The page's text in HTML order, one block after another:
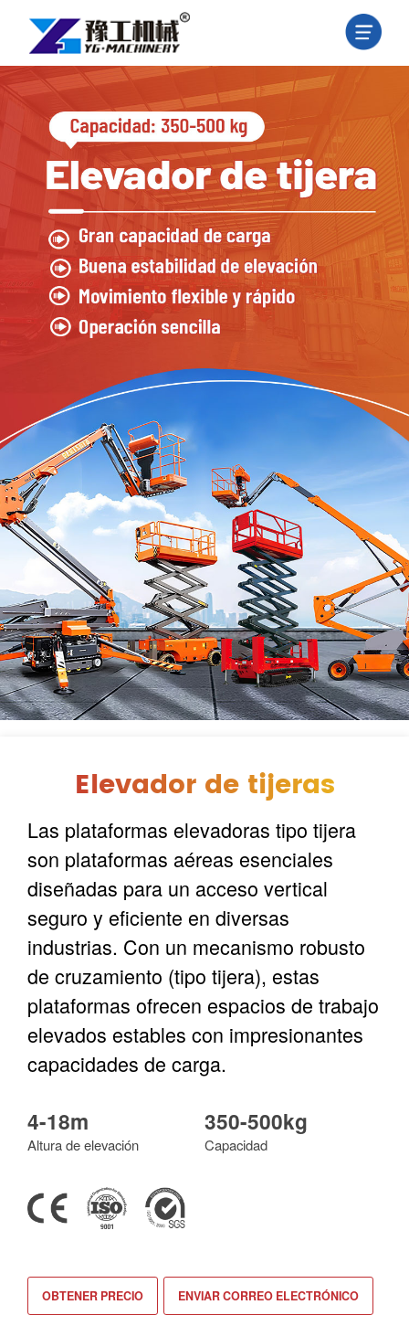
HOME
PRODUCT
NEWS
PROJECT
ABOUT
Elevador de tijeras
Las plataformas elevadoras tipo tijera
son plataformas aéreas esenciales
diseñadas para un acceso vertical
seguro y eficiente en diversas
industrias. Con un mecanismo robusto
de cruzamiento (tipo tijera), estas
plataformas ofrecen espacios de trabajo
elevados estables con impresionantes
capacidades de carga.
4-18m
Altura de elevación
350-500kg
Capacidad
OBTENER PRECIO ENVIAR CORREO ELECTRÓNICO